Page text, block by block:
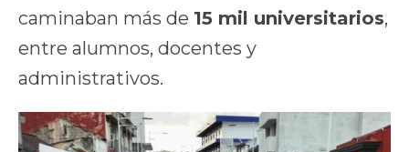
caminaban más de 15 mil universitarios,
entre alumnos, docentes y
administrativos.